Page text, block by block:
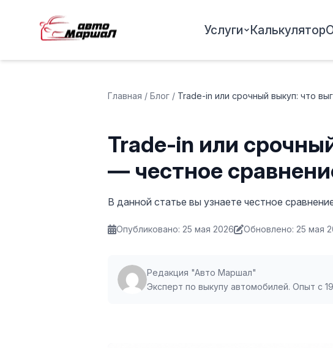
Услуги Калькулятор
Главная / Блог / Trade-in или срочный выкуп: что
Trade-in или
— честное
В данной статье вы узнаете честное
Опубликовано: 25 мая 2026 Обновлено: 25 мая
Редакция "Авто Маршал"
Эксперт по выкупу автомобилей. Опыт с